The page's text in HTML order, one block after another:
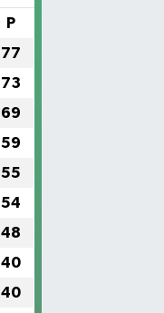
P
77
73
69
59
55
54
48
40
40